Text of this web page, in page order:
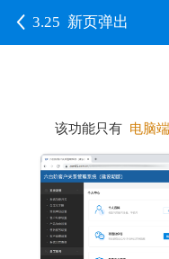
3.25 新页弹出
该功能只有 电脑